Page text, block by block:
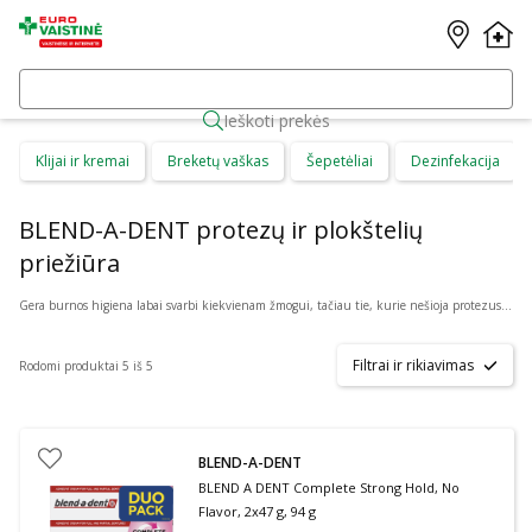
Ieškoti prekės
Klijai ir kremai Breketų vaškas Šepetėliai Dezinfekacija
BLEND-A-DENT protezų ir plokštelių
priežiūra
Gera burnos higiena labai svarbi kiekvienam žmogui, tačiau tie, kurie nešioja protezus ar plokšteles tam turi skirti ypatingą dėmesį. Internetinėje vaistinėje patrauklia kaina galite internetu, net neišėję iš namų ar kitos, sau patogios vietos pirkti COREGA, CURAPROX, JORDAN, GUM, PROTEFIX ir kitų gamintojų protezų ir plokštelių priežiūros priemones.
Rodomi produktai 5 iš 5 Filtrai ir rikiavimas
BLEND-A-DENT
BLEND A DENT Complete Strong Hold, No
Flavor, 2x47 g, 94 g